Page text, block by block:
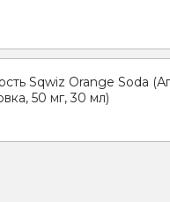
Sqwiz Orange Soda
50 мг, 30 мл)